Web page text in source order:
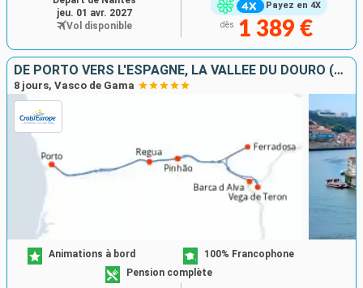
Payez en 4X
dès 1 389 €
jeu. 01 avr. 2027
Vol disponible
DE PORTO VERS L'ESPAGNE, LA VALLÉE DU DOURO (PORTUGAL) ET SALAMANQUE (ESPAGNE)
8 jours, Vasco de Gama
Animations à bord
100% Francophone
Pension complète